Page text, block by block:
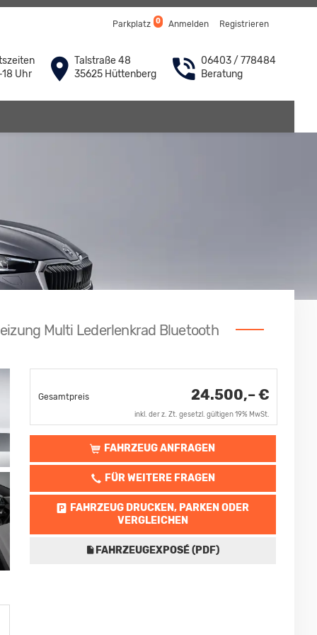
Parkplatz 0 Anmelden Registrieren
Uhr
Talstraße 48
35625 Hüttenberg
06403 / 778484
Beratung
Multi Lederlenkrad Bluetooth
Gesamtpreis 24.500,– €
inkl. der z. Zt. gesetzl. gültigen 19% MwSt.
FAHRZEUG ANFRAGEN
FÜR WEITERE FRAGEN
FAHRZEUG DRUCKEN, PARKEN ODER
VERGLEICHEN
FAHRZEUGEXPOSÉ (PDF)